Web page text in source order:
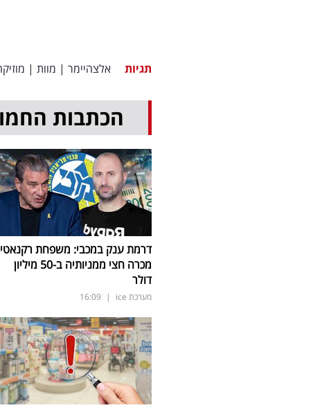
תגיות אלצהיימר | מוות |
הכתבות
דרמת ענק במכבי: משפחת רקנאטי
מכרה חצי ממניותיה ב-50 מיליון
דולר
מערכת ice |
16:09